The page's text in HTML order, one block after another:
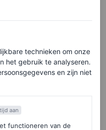
in de trailer, die
daarin outfits van
Gaultier, Alexander
geheel onverwacht, de
technieken om onze
het gebruik te analyseren.
en zijn niet
aan
functioneren van de